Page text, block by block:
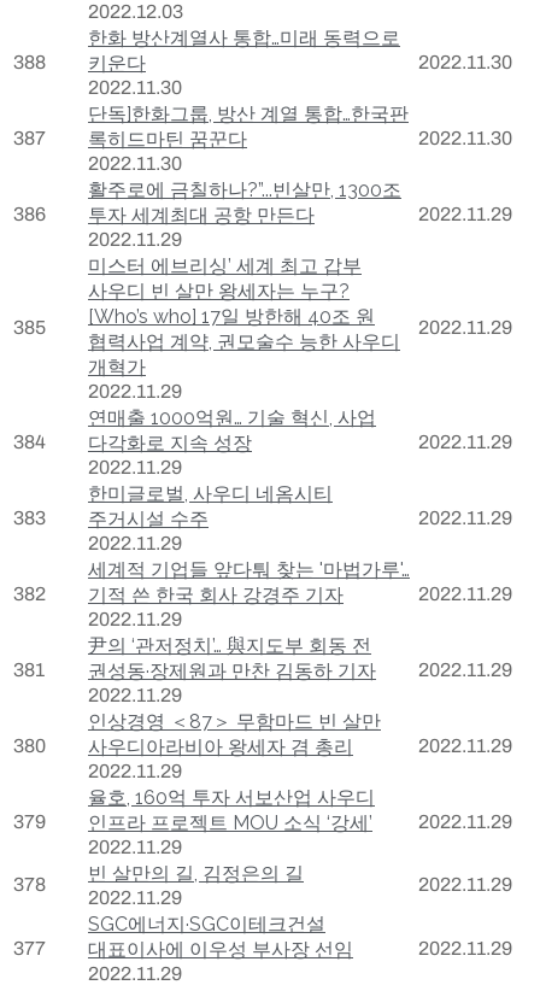
2022.12.03
388
한화 방산계열사 통합…미래 동력으로
키운다
2022.11.30
2022.11.30
387
단독]한화그룹, 방산 계열 통합…한국판
록히드마틴 꿈꾼다
2022.11.30
2022.11.30
386
활주로에 금칠하나?”...빈살만, 1300조
투자 세계최대 공항 만든다
2022.11.29
2022.11.29
385
미스터 에브리싱’ 세계 최고 갑부
사우디 빈 살만 왕세자는 누구?
[Who’s who] 17일 방한해 40조 원
협력사업 계약, 권모술수 능한 사우디
개혁가
2022.11.29
2022.11.29
384
연매출 1000억원… 기술 혁신, 사업
다각화로 지속 성장
2022.11.29
2022.11.29
383
한미글로벌, 사우디 네옴시티
주거시설 수주
2022.11.29
2022.11.29
382
세계적 기업들 앞다퉈 찾는 '마법가루'…
기적 쓴 한국 회사 강경주 기자
2022.11.29
2022.11.29
381
尹의 ‘관저정치’… 與지도부 회동 전
권성동·장제원과 만찬 김동하 기자
2022.11.29
2022.11.29
380
인상경영 ＜87＞ 무함마드 빈 살만
사우디아라비아 왕세자 겸 총리
2022.11.29
2022.11.29
379
율호, 160억 투자 서보산업 사우디
인프라 프로젝트 MOU 소식 ‘강세’
2022.11.29
2022.11.29
378 빈 살만의 길, 김정은의 길
2022.11.29
2022.11.29
377
SGC에너지·SGC이테크건설
대표이사에 이우성 부사장 선임
2022.11.29
2022.11.29